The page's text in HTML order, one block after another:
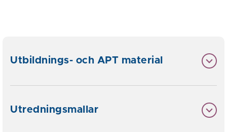
Utbildnings- och APT material
Utredningsmallar